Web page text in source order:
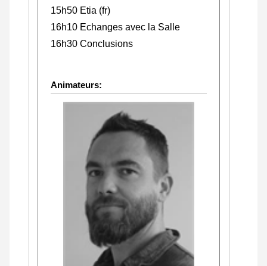
15h50 Etia (fr)
16h10 Echanges avec la Salle
16h30 Conclusions
Animateurs: